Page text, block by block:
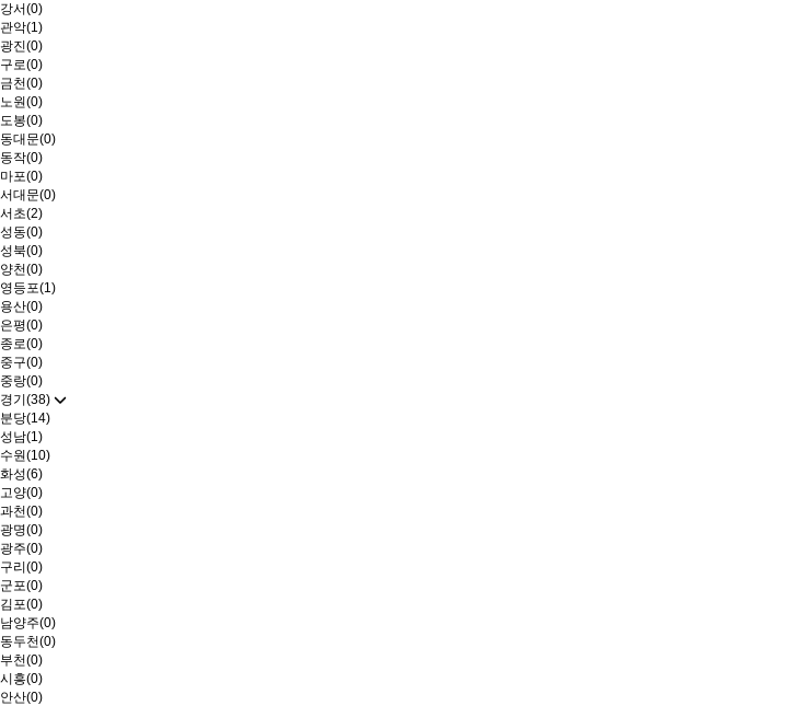
강서(0)
관악(1)
광진(0)
구로(0)
금천(0)
노원(0)
도봉(0)
동대문(0)
동작(0)
마포(0)
서대문(0)
서초(2)
성동(0)
성북(0)
양천(0)
영등포(1)
용산(0)
은평(0)
종로(0)
중구(0)
중랑(0)
경기(38)
분당(14)
성남(1)
수원(10)
화성(6)
고양(0)
과천(0)
광명(0)
광주(0)
구리(0)
군포(0)
김포(0)
남양주(0)
동두천(0)
부천(0)
시흥(0)
안산(0)